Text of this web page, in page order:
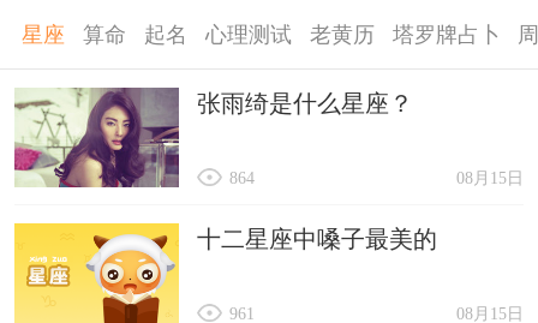
星座 算命 起名 心理测试 老黄历 塔罗牌占卜
张雨绮是什么星座？
08月15日
864
十二星座中嗓子最美的
08月15日
961